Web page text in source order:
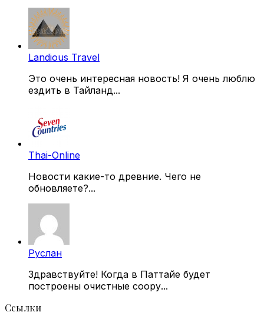
Landious Travel
Это очень интересная новость! Я очень люблю
ездить в Тайланд...
Thai-Online
Новости какие-то древние. Чего не
обновляете?...
Руслан
Здравствуйте! Когда в Паттайе будет
построены очистные соору...
Ссылки